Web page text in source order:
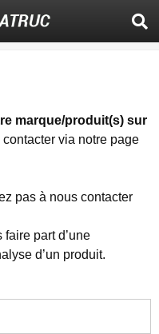
marque/produit(s) sur
contacter via notre page
pas à nous contacter
faire part d’une
d’un produit.